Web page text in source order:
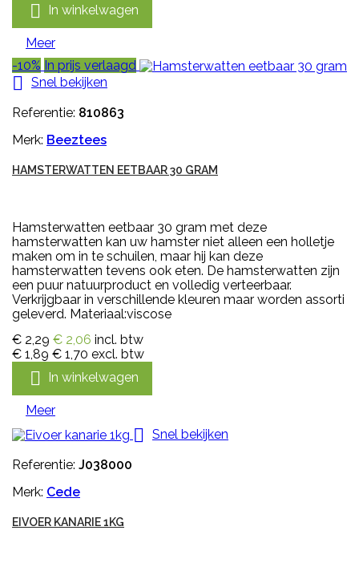
 In winkelwagen
Meer
-10% In prijs verlaagd
 Snel bekijken
Referentie: 810863
Merk: Beeztees
HAMSTERWATTEN EETBAAR 30 GRAM
Hamsterwatten eetbaar 30 gram met deze
hamsterwatten kan uw hamster niet alleen een holletje
maken om in te schuilen, maar hij kan deze
hamsterwatten tevens ook eten. De hamsterwatten zijn
een puur natuurproduct en volledig verteerbaar.
Verkrijgbaar in verschillende kleuren maar worden assorti
geleverd. Materiaal:viscose
€ 2,29 € 2,06 incl. btw
€ 1,89 € 1,70 excl. btw
 In winkelwagen
Meer
 Snel bekijken
Referentie: J038000
Merk: Cede
EIVOER KANARIE 1KG